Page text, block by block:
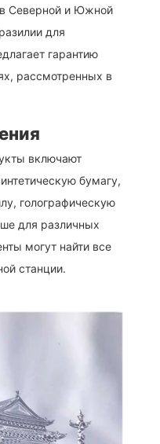
Северной и Южной
для
гарантию
рассмотренных в
включают
бумагу,
голографическую
для различных
могут найти все
станции.